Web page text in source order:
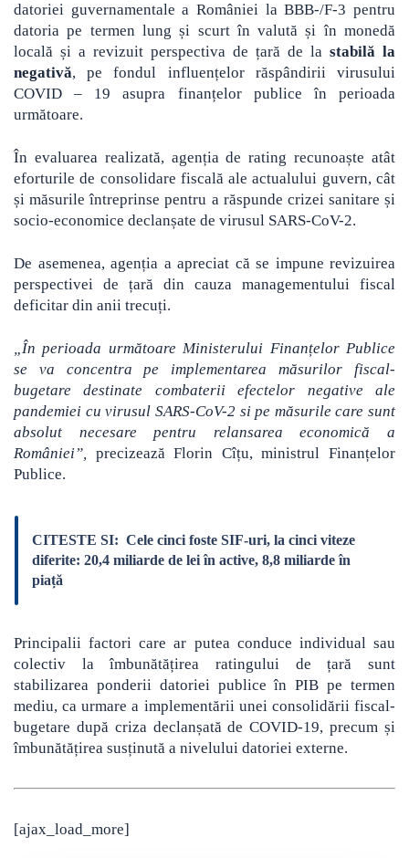
datoriei guvernamentale a României la BBB-/F-3 pentru
datoria pe termen lung și scurt în valută și în monedă
locală și a revizuit perspectiva de țară de la stabilă la
negativă, pe fondul influențelor răspândirii virusului
COVID – 19 asupra finanțelor publice în perioada
următoare.
În evaluarea realizată, agenția de rating recunoaște atât
eforturile de consolidare fiscală ale actualului guvern, cât
și măsurile întreprinse pentru a răspunde crizei sanitare și
socio-economice declanșate de virusul SARS-CoV-2.
De asemenea, agenția a apreciat că se impune revizuirea
perspectivei de țară din cauza managementului fiscal
deficitar din anii trecuți.
„În perioada următoare Ministerului Finanțelor Publice
se va concentra pe implementarea măsurilor fiscal-
bugetare destinate combaterii efectelor negative ale
pandemiei cu virusul SARS-CoV-2 si pe măsurile care sunt
absolut necesare pentru relansarea economică a
României”, precizează Florin Cîțu, ministrul Finanțelor
Publice.
CITESTE SI: Cele cinci foste SIF-uri, la cinci viteze
diferite: 20,4 miliarde de lei în active, 8,8 miliarde în
piață
Principalii factori care ar putea conduce individual sau
colectiv la îmbunătățirea ratingului de țară sunt
stabilizarea ponderii datoriei publice în PIB pe termen
mediu, ca urmare a implementării unei consolidării fiscal-
bugetare după criza declanșată de COVID-19, precum și
îmbunătățirea susținută a nivelului datoriei externe.
[ajax_load_more]